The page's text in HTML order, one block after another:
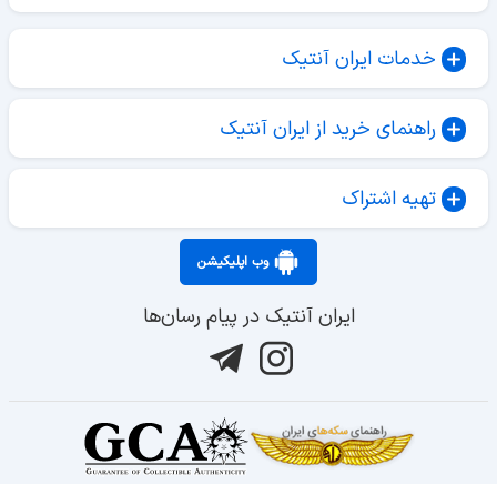
خدمات ایران آنتیک
راهنمای خرید از ایران آنتیک
تهیه اشتراک
وب اپلیکیشن
ایران آنتیک در پیام رسان‌ها